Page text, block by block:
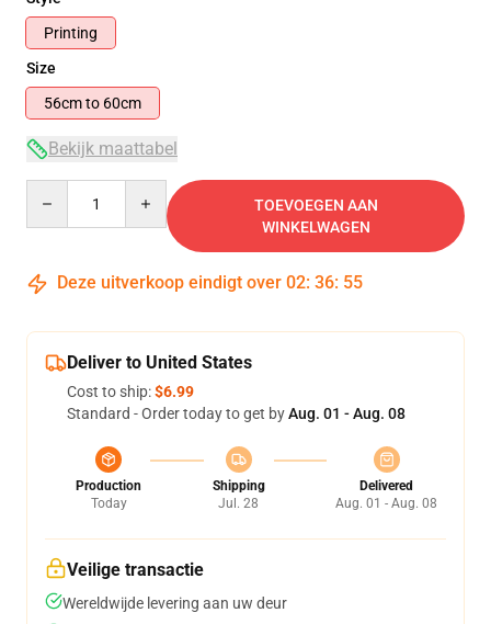
Printing
Size
56cm to 60cm
Bekijk maattabel
TOEVOEGEN AAN
WINKELWAGEN
Deze uitverkoop eindigt over 02: 36: 54
Deliver to United States
Cost to ship:$6.99
Standard - Order today to get byAug. 01 - Aug. 08
Production
Today
Shipping
Jul. 28
Delivered
Aug. 01 - Aug. 08
Veilige transactie
Wereldwijde levering aan uw deur